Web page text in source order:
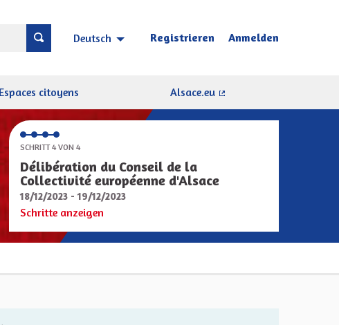
Deutsch Choisir la langue Sprache wählen
Registrieren Anmelden
Espaces citoyens
Alsace.eu
SCHRITT 4 VON 4
Délibération du Conseil de la
Collectivité européenne d'Alsace
18/12/2023 - 19/12/2023
Schritte anzeigen